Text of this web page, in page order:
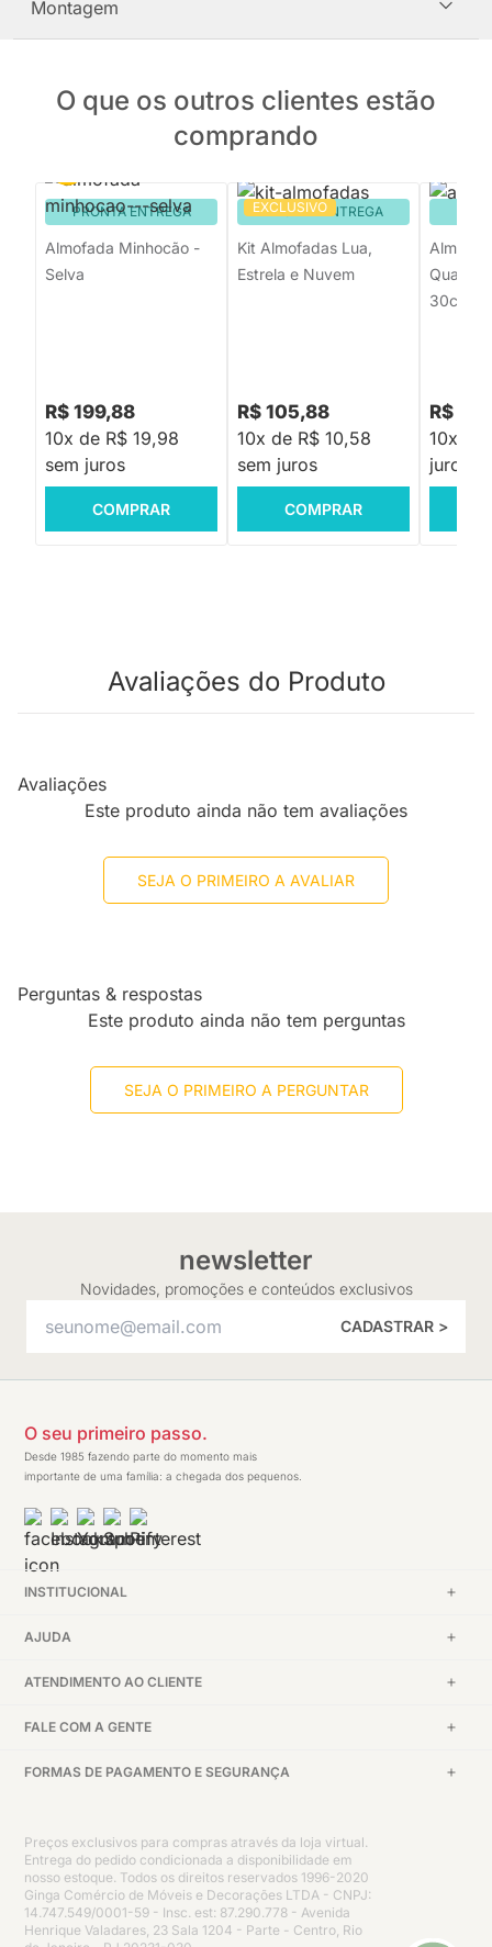
Montagem
O que os outros clientes estão
comprando
PRONTA ENTREGA
Almofada Minhocão -
Selva
R$ 199,88
10x de R$ 19,98
sem juros
COMPRAR
EXCLUSIVO
PRONTA ENTREGA
Kit Almofadas Lua,
Estrela e Nuvem
R$ 105,88
10x de R$ 10,58
sem juros
COMPRAR
R$
10x de
juros
Avaliações do Produto
Avaliações
Este produto ainda não tem avaliações
SEJA O PRIMEIRO A AVALIAR
Perguntas & respostas
Este produto ainda não tem perguntas
SEJA O PRIMEIRO A PERGUNTAR
newsletter
Novidades, promoções e conteúdos exclusivos
CADASTRAR >
O seu primeiro passo.
Desde 1985 fazendo parte do momento mais
importante de uma família: a chegada dos pequenos.
INSTITUCIONAL
AJUDA
ATENDIMENTO AO CLIENTE
FALE COM A GENTE
FORMAS DE PAGAMENTO E SEGURANÇA
Preços exclusivos para compras através da loja virtual.
Entrega do pedido condicionada a disponibilidade em
nosso estoque. Todos os direitos reservados 1996-2020
Ginga Comércio de Móveis e Decorações LTDA - CNPJ:
14.747.549/0001-59 - Insc. est: 87.290.778 - Avenida
Henrique Valadares, 23 Sala 1204 - Parte - Centro, Rio